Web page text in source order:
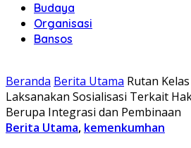
Budaya
Organisasi
Bansos
Beranda Berita Utama Rutan
Laksanakan Sosialisasi Terkait
Berupa Integrasi dan Pembinaan
Berita Utama, kemenkumhan